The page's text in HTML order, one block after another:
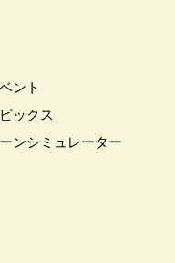
ント
ックス
ンシミュレーター